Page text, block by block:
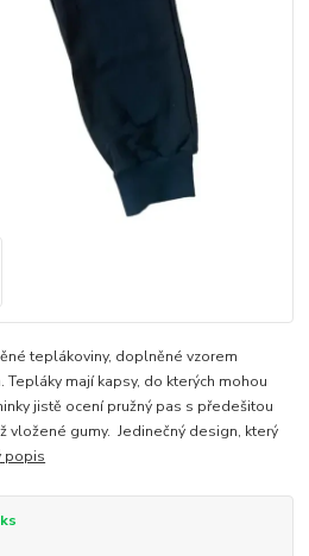
teplákoviny, doplněné vzorem
mají kapsy, do kterých mohou
jistě ocení pružný pas s předešitou
vložené gumy. Jedinečný design, který
popis